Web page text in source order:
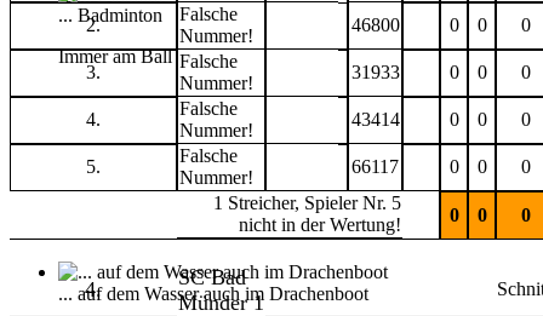
... Badminton
Immer am Ball
... auf dem Wasser auch im Drachenboot
2.
Falsche
Nummer!
46800 0 0 0
3.
Falsche
Nummer!
31933 0 0 0
4.
Falsche
Nummer!
43414 0 0 0
5.
Falsche
Nummer!
66117 0 0
0
1 Streicher, Spieler Nr. 5
nicht in der Wertung!
0 0 0
4.
SC Bad
Münder 1